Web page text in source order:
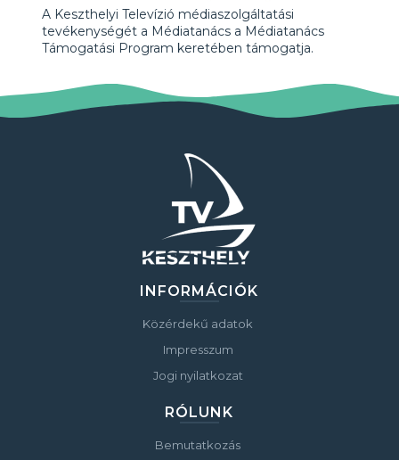
A Keszthelyi Televízió médiaszolgáltatási
tevékenységét a Médiatanács a Médiatanács
Támogatási Program keretében támogatja.
INFORMÁCIÓK
Közérdekű adatok
Impresszum
Jogi nyilatkozat
RÓLUNK
Bemutatkozás